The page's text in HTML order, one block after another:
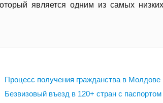
является одним из самых
Процесс получения гражданства в Молдове
Безвизовый въезд в 120+ стран с